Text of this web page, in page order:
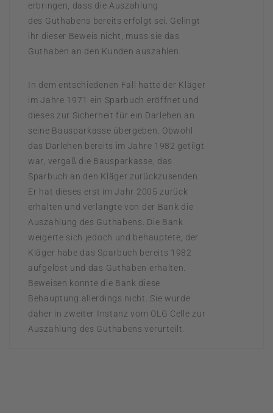
erbringen, dass die Auszahlung
des Guthabens bereits erfolgt sei. Gelingt
ihr dieser Beweis nicht, muss sie das
Guthaben an den Kunden auszahlen.
In dem entschiedenen Fall hatte der Kläger
im Jahre 1971 ein Sparbuch eröffnet und
dieses zur Sicherheit für ein Darlehen an
seine Bausparkasse übergeben. Obwohl
das Darlehen bereits im Jahre 1982 getilgt
war, vergaß die Bausparkasse, das
Sparbuch an den Kläger zurückzusenden.
Er hat dieses erst im Jahr 2005 zurück
erhalten und verlangte von der Bank die
Auszahlung des Guthabens. Die Bank
weigerte sich jedoch und behauptete, der
Kläger habe das Sparbuch bereits 1982
aufgelöst und das Guthaben erhalten.
Beweisen konnte die Bank diese
Behauptung allerdings nicht. Sie wurde
daher in zweiter Instanz vom OLG Celle zur
Auszahlung des Guthabens verurteilt.